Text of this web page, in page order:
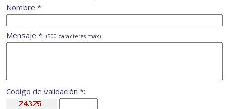
Nombre *:
Mensaje *: (500 caracteres máx)
Código de validación *: